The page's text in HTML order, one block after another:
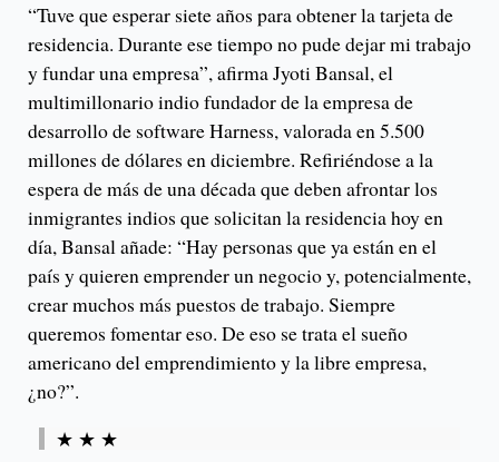
“Tuve que esperar siete años para obtener la tarjeta de
residencia. Durante ese tiempo no pude dejar mi trabajo
y fundar una empresa”, afirma Jyoti Bansal, el
multimillonario indio fundador de la empresa de
desarrollo de software Harness, valorada en 5.500
millones de dólares en diciembre. Refiriéndose a la
espera de más de una década que deben afrontar los
inmigrantes indios que solicitan la residencia hoy en
día, Bansal añade: “Hay personas que ya están en el
país y quieren emprender un negocio y, potencialmente,
crear muchos más puestos de trabajo. Siempre
queremos fomentar eso. De eso se trata el sueño
americano del emprendimiento y la libre empresa,
¿no?”.
★ ★ ★